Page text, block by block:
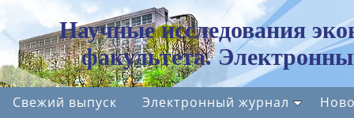
Научные исследования
факультета.
Свежий выпуск Электронный журнал